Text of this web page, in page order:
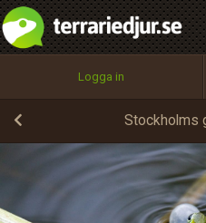
Logga in
Stockholms
Skicka
integritetspolicy
Namn:
Epost:
Användarnamn:
Begär nytt lösenord